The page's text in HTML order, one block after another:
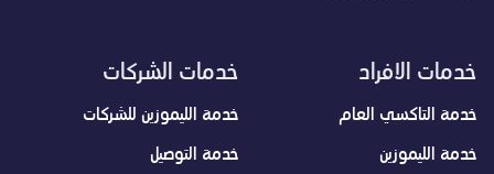
خدمات الافراد
خدمة التاكسي العام
خدمة الليموزين
خدمات الشركات
خدمة الليموزين للشركات
خدمة التوصيل